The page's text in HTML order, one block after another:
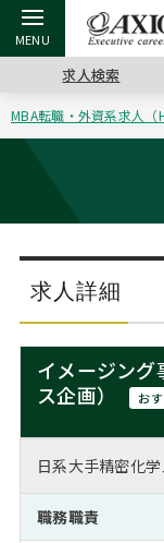
戻る
アクシアムの特長
サービス案内
コンサルタントの紹介
戻る
キャリア支援 TOP
キャリアデザイン講
（最新求人市場動向
ステージ別アドバイス
MBAの転職事例
MBA留学生数の推移
インターン受入企業
戻る
転職ツール TOP
英文レジュメの書き
職務経歴書の書き方
よくある面接Q&A集
戻る
転職コラム TOP
“展”職相談室
転職市場の明日をよめ
転職成功への4つの
注目企業インタビュ
戻る
イベント・セミナー
ジョブフェア
キャリアデザインセ
キャリアフォーラム
Career Talk Live
戻る
会社概要 TOP
沿革
主なクライアント
採用情報
ニュースリリース
求人検索
MBA転職・外資系求人（
求人詳細
イメージン
ス企画）
お
日系大手精密化
職務職責